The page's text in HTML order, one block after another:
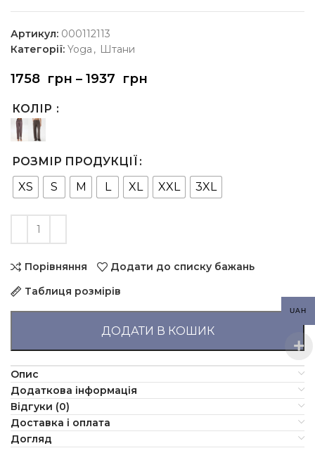
Артикул: 000112113
Категорії: Yoga , Штани
1758 грн – 1937 грн
КОЛІР
РОЗМІР ПРОДУКЦІЇ
XS
S M L XL XXL 3XL
Порівняння
Додати до списку бажань
Таблиця розмірів
ДОДАТИ В КОШИК
Опис
Додаткова інформація
Відгуки (0)
Доставка і оплата
Догляд
UAH